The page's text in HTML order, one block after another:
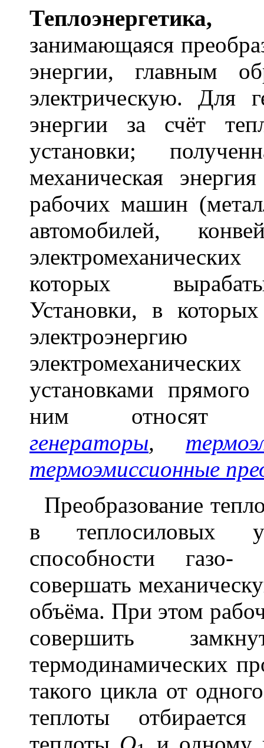
Теплоэнергетика,
занимающаяся
энергии, главным
электрическую. Для
энергии за счёт
установки;
механическая
рабочих машин
автомобилей,
которых
Установки, в
установками
ним
генераторы,
термоэмиссионные
Преобразование
в теплосиловых
способности газо-
совершать
объёма. При этом
совершить
термодинамических
такого цикла от
теплоты отбирается